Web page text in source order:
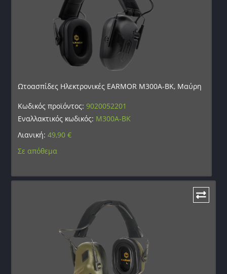
Ωτοασπίδες Ηλεκτρονικές EARMOR M300A-BK, Μαύρη
Κωδικός προϊόντος:9020052201
Εναλλακτικός κωδικός: M300A-BK
Λιανική:49,90€
Σε απόθεμα